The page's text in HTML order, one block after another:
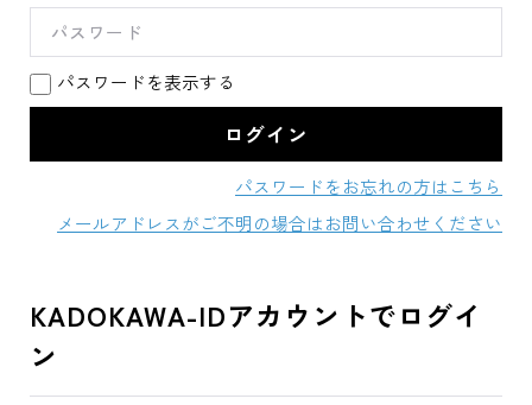
パスワードを表示する
パスワードをお忘れの方はこちら
メールアドレスがご不明の場合はお問い合わせください
KADOKAWA-IDアカウントでログイ
ン